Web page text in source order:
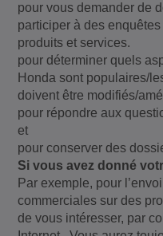
pour vous demander de
participer à des
produits et services.
pour déterminer quels
Honda sont populaires/
doivent être modifiés/
pour répondre aux
et
pour conserver des
Si vous avez donné
Par exemple, pour
commerciales sur des
de vous intéresser, par